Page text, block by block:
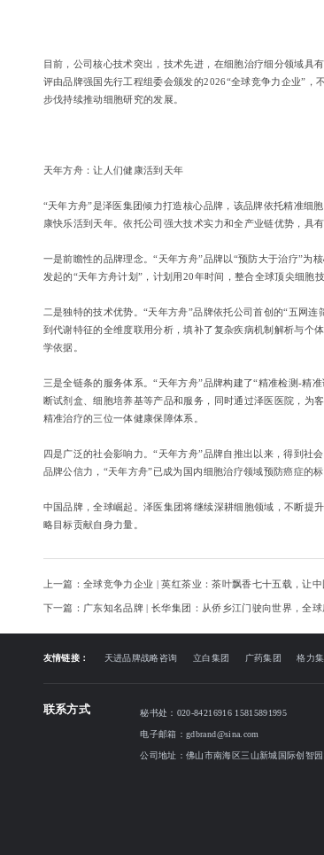
目前，公司核心技术突出，技术先进，在细胞治疗细分领域具
评由品牌强国先行工程组委会颁发的2026“全球竞争力企业”
步伐持续推动细胞研究的发展。
天年方舟：让人们健康活到天年
“天年方舟”是泽医集团倾力打造核心品牌，该品牌依托精准细
康快乐活到天年。依托公司强大技术实力和全产业链优势，具有
一是前瞻性的品牌理念。“天年方舟”品牌以“预防大于治疗”为
发起的“天年方舟计划”，计划用20年时间，整合全球顶尖细胞
二是独特的技术优势。“天年方舟”品牌依托公司首创的“五网
到代谢特征的全维度联用分析，填补了复杂疾病机制解析与个
学依据。
三是全链条的服务体系。“天年方舟”品牌构建了“精准检测-精
断试剂盒、细胞培养基等产品和服务，同时通过泽医医院，为
精准治疗的三位一体健康保障体系。
四是广泛的社会影响力。“天年方舟”品牌自推出以来，得到社
品牌公信力，“天年方舟”已成为国内细胞治疗领域预防癌症的
中国品牌，全球崛起。泽医集团将继续深耕细胞领域，不断提
略目标贡献自身力量。
上一篇：全球竞争力企业 | 英红茶业：茶叶飘香七十五载，让
下一篇：广东知名品牌 | 长华集团：从侨乡江门驶向世界，全
友情链接： 天进品牌战略咨询 立白集团 广药集团 格力集
联系方式 秘书处：020-84216916 15815891995
电子邮箱：gdbrand@sina.com
公司地址：佛山市南海区三山新城国际创智